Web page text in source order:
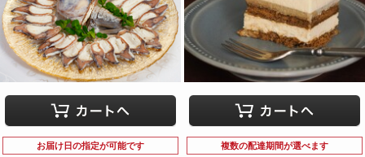
お届け日の指定が可能です 複数の配達期間が選べます